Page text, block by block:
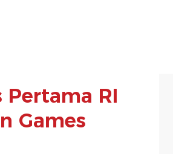
RI
Games